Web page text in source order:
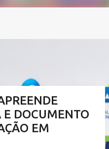
E DOCUMENTO
EM